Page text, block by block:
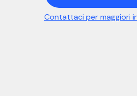
Contattaci per maggiori